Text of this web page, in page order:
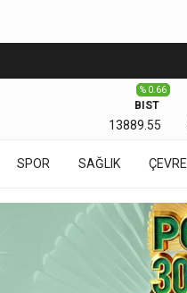
BIST
13889.55
% 0.66
SPOR SAĞLIK ÇEVRE